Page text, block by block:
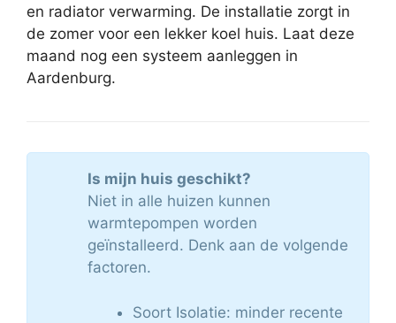
en radiator verwarming. De installatie zorgt in
de zomer voor een lekker koel huis. Laat deze
maand nog een systeem aanleggen in
Aardenburg.
Is mijn huis geschikt?
Niet in alle huizen kunnen
warmtepompen worden
geïnstalleerd. Denk aan de volgende
factoren.
Soort Isolatie: minder recente